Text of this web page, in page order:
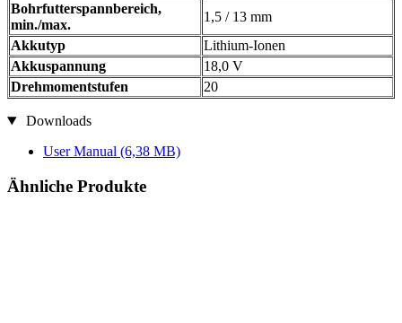
Bohrfutterspannbereich,
min./max.
1,5 / 13 mm
Akkutyp
Lithium-Ionen
Akkuspannung
18,0 V
Drehmomentstufen
20
Downloads
User Manual (6,38 MB)
Ähnliche Produkte